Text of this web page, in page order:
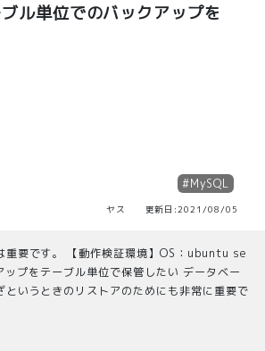
ル単位でのバックアップを
#MySQL
ヤス 更新日:2021/08/05
重要です。 【動作検証環境】OS：ubuntu se
プをテーブル単位で保管したい データベー
というときのリストアのためにも非常に重要で